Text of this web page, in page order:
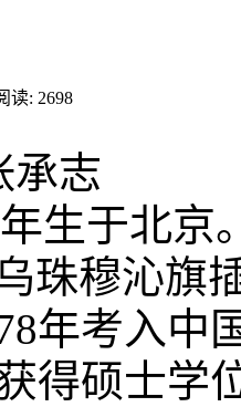
读: 2698
承志
生于北京
珠穆沁旗
年考入中
得硕士学